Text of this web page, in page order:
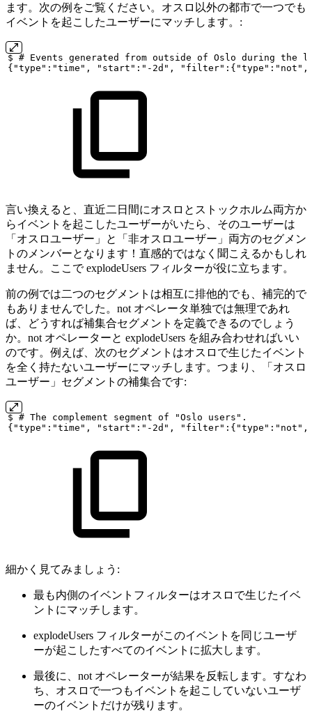
ます。次の例をご覧ください。オスロ以外の都市で一つでも
イベントを起こしたユーザーにマッチします。:
$ # Events generated from outside of Oslo during the
{"type":"time",
"start":"-2d", "filter":{"type":"not",
言い換えると、直近二日間にオスロとストックホルム両方か
らイベントを起こしたユーザーがいたら、そのユーザーは
「オスロユーザー」と「非オスロユーザー」両方のセグメン
トのメンバーとなります！直感的ではなく聞こえるかもしれ
ません。ここで explodeUsers フィルターが役に立ちます。
前の例では二つのセグメントは相互に排他的でも、補完的で
もありませんでした。not オペレータ単独では無理であれ
ば、どうすれば補集合セグメントを定義できるのでしょう
か。not オペレーターと explodeUsers を組み合わせればいい
のです。例えば、次のセグメントはオスロで生じたイベント
を全く持たないユーザーにマッチします。つまり、「オスロ
ユーザー」セグメントの補集合です:
$ # The complement segment of "Oslo
users".
{"type":"time",
"start":"-2d", "filter":{"type":"not",
細かく見てみましょう:
最も内側のイベントフィルターはオスロで生じたイベ
ントにマッチします。
explodeUsers フィルターがこのイベントを同じユーザ
ーが起こしたすべてのイベントに拡大します。
最後に、not オペレーターが結果を反転します。すなわ
ち、オスロで一つもイベントを起こしていないユーザ
ーのイベントだけが残ります。